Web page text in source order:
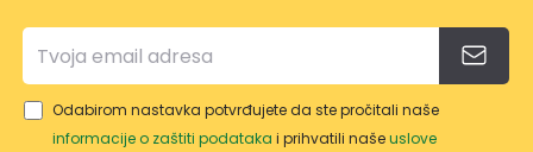
Odabirom nastavka potvrđujete da ste pročitali naše
informacije o zaštiti podataka i prihvatili našeuslove